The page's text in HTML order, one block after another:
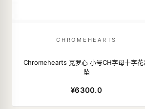
CHROMEHEARTS
Chromehearts 克罗心 小号CH字母十字花
坠
¥6300.0